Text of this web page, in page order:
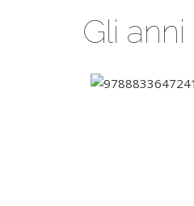
Gli